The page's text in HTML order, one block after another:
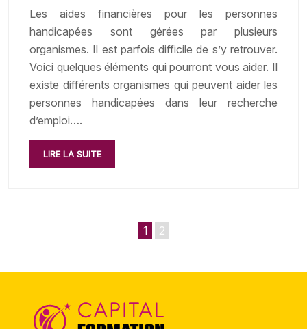
Les aides financières pour les personnes
handicapées sont gérées par plusieurs
organismes. Il est parfois difficile de s’y retrouver.
Voici quelques éléments qui pourront vous aider. Il
existe différents organismes qui peuvent aider les
personnes handicapées dans leur recherche
d’emploi….
LIRE LA SUITE
1 2